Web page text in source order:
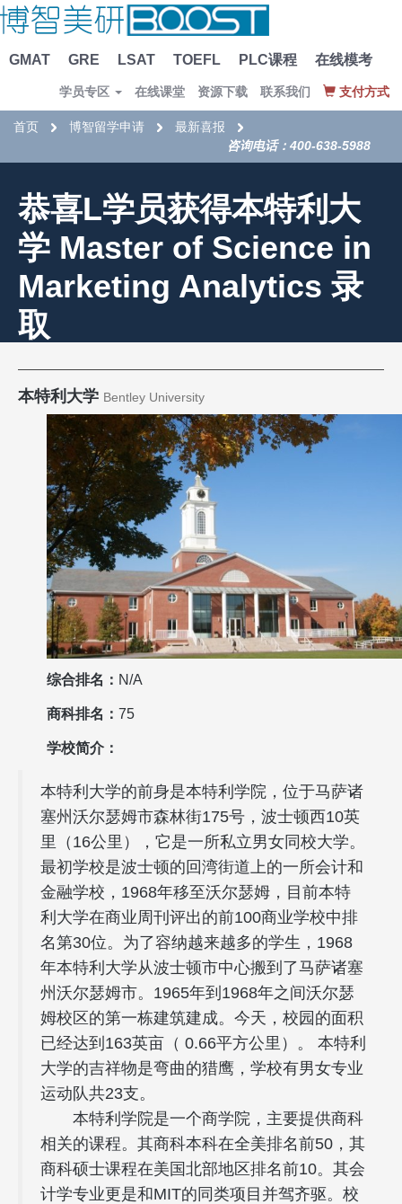
GMAT GRE LSAT TOEFL PLC课程 在线模考
学员专区 在线课堂 资源下载 联系我们 支付方式
首页 博智留学申请
最新喜报
咨询电话：400-638-5988
恭喜L学员获得本特利大
学 Master of Science in
Marketing Analytics 录
取
本特利大学 Bentley University
综合排名： N/A
商科排名： 75
学校简介：
本特利大学的前身是本特利学院，位于马萨诸
塞州沃尔瑟姆市森林街175号，波士顿西10英
里（16公里），它是一所私立男女同校大学。
最初学校是波士顿的回湾街道上的一所会计和
金融学校，1968年移至沃尔瑟姆，目前本特
利大学在商业周刊评出的前100商业学校中排
名第30位。为了容纳越来越多的学生，1968
年本特利大学从波士顿市中心搬到了马萨诸塞
州沃尔瑟姆市。1965年到1968年之间沃尔瑟
姆校区的第一栋建筑建成。今天，校园的面积
已经达到163英亩（ 0.66平方公里）。 本特利
大学的吉祥物是弯曲的猎鹰，学校有男女专业
运动队共23支。
本特利学院是一个商学院，主要提供商科
相关的课程。其商科本科在全美排名前50，其
商科硕士课程在美国北部地区排名前10。其会
计学专业更是和MIT的同类项目并驾齐驱。校